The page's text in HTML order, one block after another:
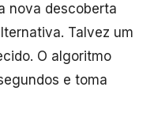
nova descoberta
Talvez um
O algoritmo
e toma